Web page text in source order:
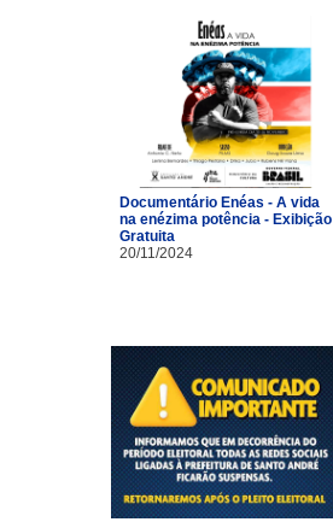
Documentário Enéas - A vida
na enézima potência - Exibição
Gratuita
20/11/2024